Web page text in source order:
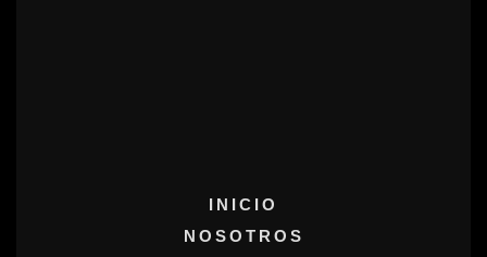
INICIO
NOSOTROS